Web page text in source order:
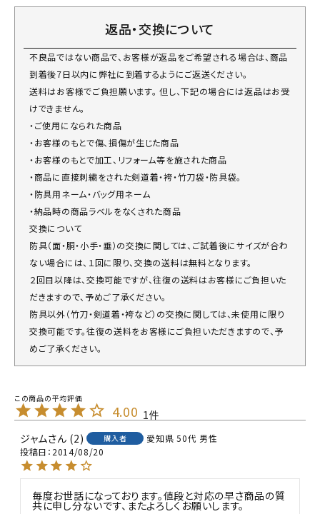
返品・交換について
不良品ではない商品で、お客様が返品をご希望される場合は、商品
到着後7日以内に弊社に到着するようにご返送ください。
送料はお客様でご負担願います。 但し、下記の場合には返品はお受
けできません。
・ご使用になられた商品
・お客様のもとで傷、損傷が生じた商品
・お客様のもとで加工、リフォーム等を施された商品
・商品に直接刺繍をされた剣道着・袴・竹刀袋・防具袋。
・防具用ネーム・バッグ用ネーム
・納品時の商品ラベルをなくされた商品
交換について
防具（面・胴・小手・垂）の交換に関しては、ご試着後にサイズが合わ
ない場合には、１回に限り、交換の送料は無料となります。
２回目以降は、交換可能ですが、往復の送料はお客様にご負担いた
だきますので、予めご了承ください。
防具以外（竹刀・剣道着・袴など）の交換に関しては、未使用に限り
交換可能です。往復の送料をお客様にご負担いただきますので、予
めご了承ください。
4.00 1
ジャム
2 購入者 愛知県 50代 男性
投稿日 2014/08/20
毎度お世話になっております。値段と対応の早さ商品の質
共に申し分ないです、またよろしくお願いします。